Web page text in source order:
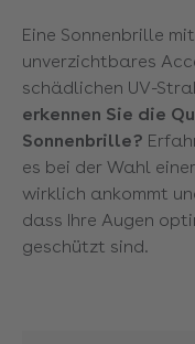
Eine Sonnenbrille
unverzichtbares
schädlichen UV-
erkennen Sie die
Sonnenbrille?
es bei der Wahl
wirklich ankommt
dass Ihre Augen
geschützt sind.